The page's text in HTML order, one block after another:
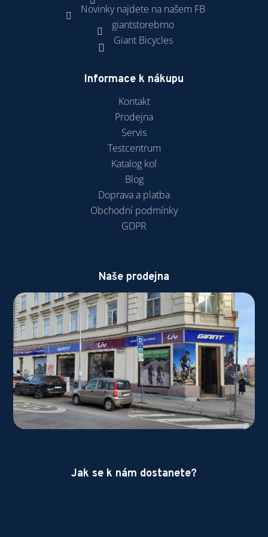
Novinky najdete na našem FB
giantstorebrno
Giant Bicycles
Informace k nákupu
Kontakt
Prodejna
Servis
Testcentrum
Katalog kol
Blog
Doprava a platba
Obchodní podmínky
GDPR
Naše prodejna
Jak se k nám dostanete?